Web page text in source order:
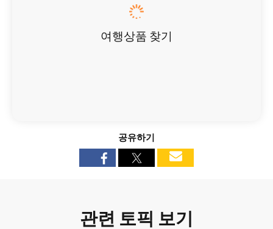
여행상품 찾기
공유하기
관련 토픽 보기